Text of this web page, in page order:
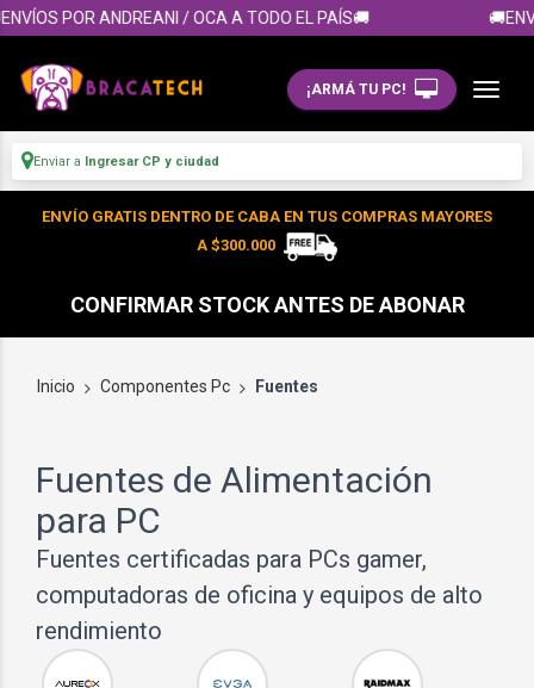
POR ANDREANI / OCA A TODO EL PAÍS🚚
¡ARMÁ TU PC!
Enviar a Ingresar CP y ciudad
ENVÍO GRATIS DENTRO DE CABA EN TUS COMPRAS MAYORES
A $300.000
CONFIRMAR STOCK ANTES DE ABONAR
Inicio Componentes Pc Fuentes
Fuentes de Alimentación
para PC
Fuentes certificadas para PCs gamer,
computadoras de oficina y equipos de alto
rendimiento